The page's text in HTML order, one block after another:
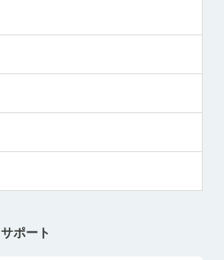
サポート